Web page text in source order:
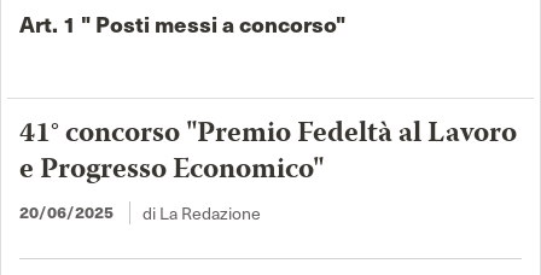
Art. 1 " Posti messi a concorso"
41° concorso "Premio Fedeltà al Lavoro
e Progresso Economico"
20/06/2025 di La Redazione